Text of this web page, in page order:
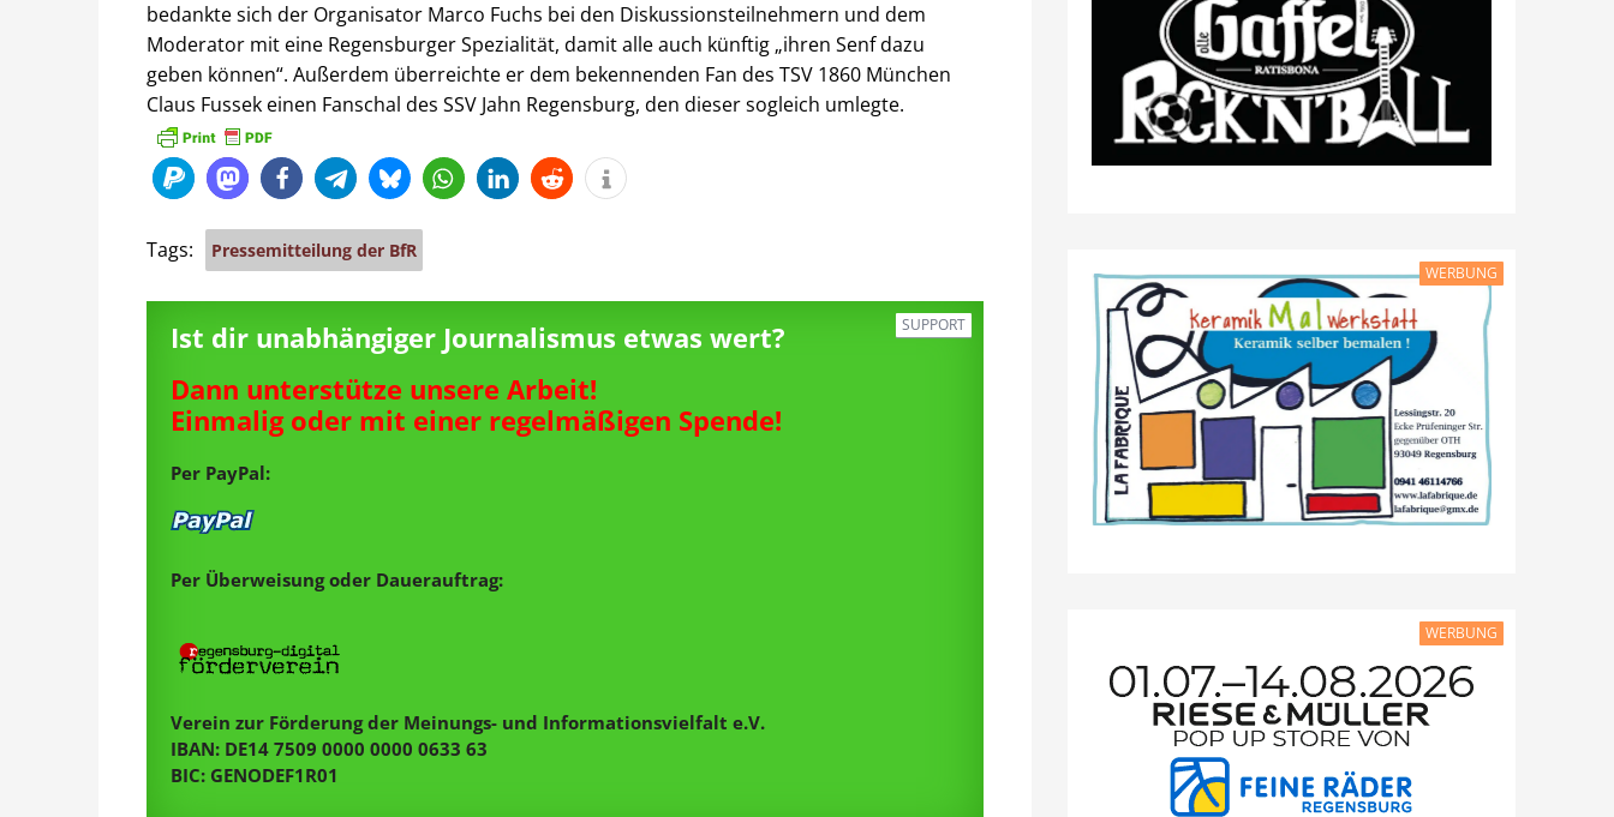
bedankte sich der Organisator Marco Fuchs bei den Diskussionsteilnehmern und dem
Moderator mit eine Regensburger Spezialität, damit alle auch künftig „ihren Senf dazu
geben können“. Außerdem überreichte er dem bekennenden Fan des TSV 1860 München
Claus Fussek einen Fanschal des SSV Jahn Regensburg, den dieser sogleich umlegte.
Tags: Pressemitteilung der BfR
SUPPORT
Ist dir unabhängiger Journalismus etwas wert?
Dann unterstütze unsere Arbeit!
Einmalig oder mit einer regelmäßigen Spende!
Per PayPal:
Per Überweisung oder Dauerauftrag:
Verein zur Förderung der Meinungs- und Informationsvielfalt e.V.
IBAN: DE14 7509 0000 0000 0633 63
BIC: GENODEF1R01
WERBUNG
WERBUNG